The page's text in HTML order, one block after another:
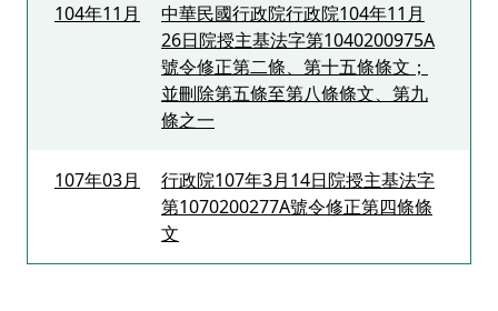
104年11月
中華民國行政院行政院104年11月
26日院授主基法字第1040200975A
號令修正第二條、第十五條條文；
並刪除第五條至第八條條文、第九
條之一
107年03月
行政院107年3月14日院授主基法字
第1070200277A號令修正第四條條
文